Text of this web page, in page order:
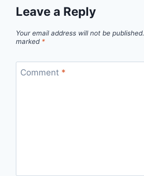
Leave a Reply
Your email address will not be published.
marked *
Comment *